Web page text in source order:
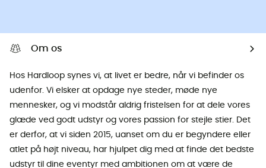
Om os
Hos Hardloop synes vi, at livet er bedre, når vi befinder os
udenfor. Vi elsker at opdage nye steder, møde nye
mennesker, og vi modstår aldrig fristelsen for at dele vores
glæde ved godt udstyr og vores passion for stejle stier. Det
er derfor, at vi siden 2015, uanset om du er begyndere eller
atlet på højt niveau, har hjulpet dig med at finde det bedste
udstyr til dine eventyr med ambitionen om at være de